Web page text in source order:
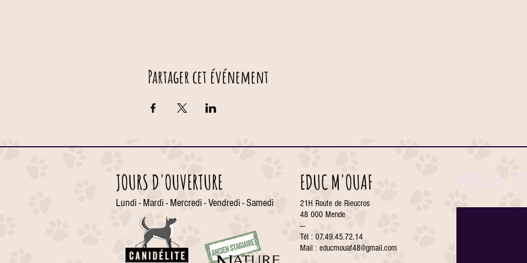
Partager cet événement
JOURS D'OUVERTURE
Lundi - Mardi - Mercredi - Vendredi - Samedi
EDUC M'OUAF
21H Route de Rieucros
48 000 Mende
---
Tél : 07.49.45.72.14
Mail : educmouaf48@gmail.com
VENIR AU